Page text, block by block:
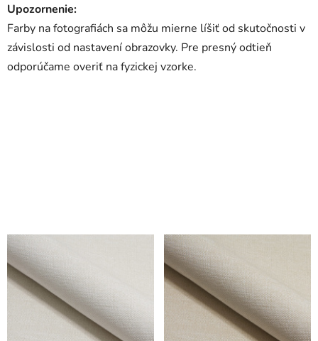
Upozornenie:
Farby na fotografiách sa môžu mierne líšiť od skutočnosti v
závislosti od nastavení obrazovky. Pre presný odtieň
odporúčame overiť na fyzickej vzorke.